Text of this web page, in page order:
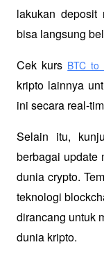
lakukan deposit
bisa langsung
Cek kurs BTC to
kripto lainnya
ini secara real-
Selain itu,
berbagai update
dunia crypto.
teknologi
dirancang untuk
dunia kripto.